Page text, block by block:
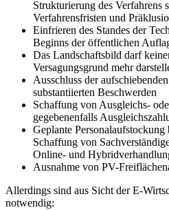
Strukturierung des Verfahrens
Verfahrensfristen und
Einfrieren des Standes der
Beginns der öffentlichen
Das Landschaftsbild darf
Versagungsgrund mehr
Ausschluss der
substantiierten Beschwerden
Schaffung von Ausgleichs-
gegebenenfalls
Geplante
Schaffung von
Online- und
Ausnahme von PV-
Allerdings sind aus Sicht der E-
notwendig: